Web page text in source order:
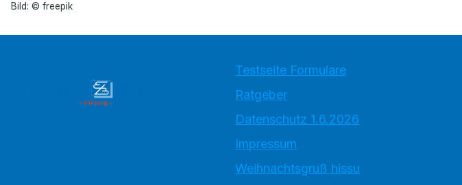
Bild: © freepik
Testseite Formulare
Ratgeber
Datenschutz 1.6.2026
Impressum
Weihnachtsgruß hissu